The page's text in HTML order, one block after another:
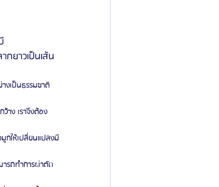
Consultant
กยาวเป็นเส้น
งเป็นธรรมชาติ
าง เราจึงต้อง
กให้เปลี่ยนแปลงมี
รถทำการผ่าตัด